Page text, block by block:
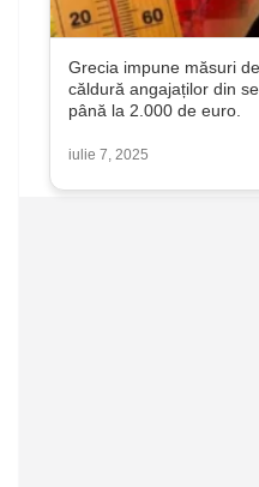
Grecia impune măsuri
căldură angajaților din
până la 2.000 de euro.
iulie 7, 2025